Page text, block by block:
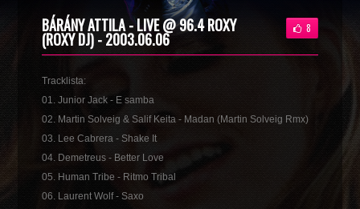
BÁRÁNY ATTILA - LIVE @ 96.4 ROXY
(ROXY DJ) - 2003.06.06
8
Tracklista:
01. Junior Jack - E samba
02. Martin Solveig & Salif Keita - Madan (Martin Solveig Rmx)
03. Lee Cabrera - Shake It
04. Demetreus - Better Love
05. Human Tribe - Ritmo Tribal
06. Laurent Wolf - Saxo